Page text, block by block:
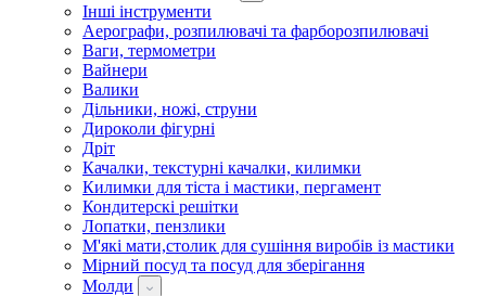
Інші інструменти
Аерографи, розпилювачі та фарборозпилювачі
Ваги, термометри
Вайнери
Валики
Дільники, ножі, струни
Дироколи фігурні
Дріт
Качалки, текстурні качалки, килимки
Килимки для тіста і мастики, пергамент
Кондитерскі решітки
Лопатки, пензлики
М'які мати,столик для сушіння виробів із мастики
Мірний посуд та посуд для зберігання
Молди